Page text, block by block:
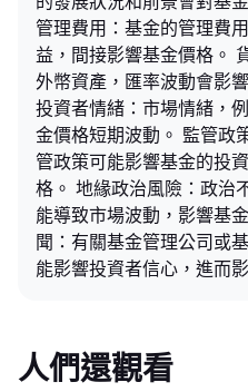
管理費用：基金的管理費
益，間接影響基金價格。
外幣資產，匯率波動會影
投資者情緒：市場情緒，
金價格短期波動。 監管政
管政策可能影響基金的投
格。 地緣政治風險：政治
能導致市場波動，影響基
聞：有關基金管理公司或
能影響投資者信心，進而
人們還觀看